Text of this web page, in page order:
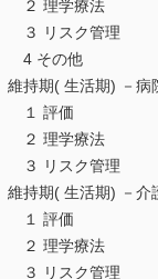
２ 理学療法
３ リスク管理
4 その他
維持期( 生活期) －
１ 評価
２ 理学療法
３ リスク管理
維持期( 生活期) －
１ 評価
２ 理学療法
３ リスク管理